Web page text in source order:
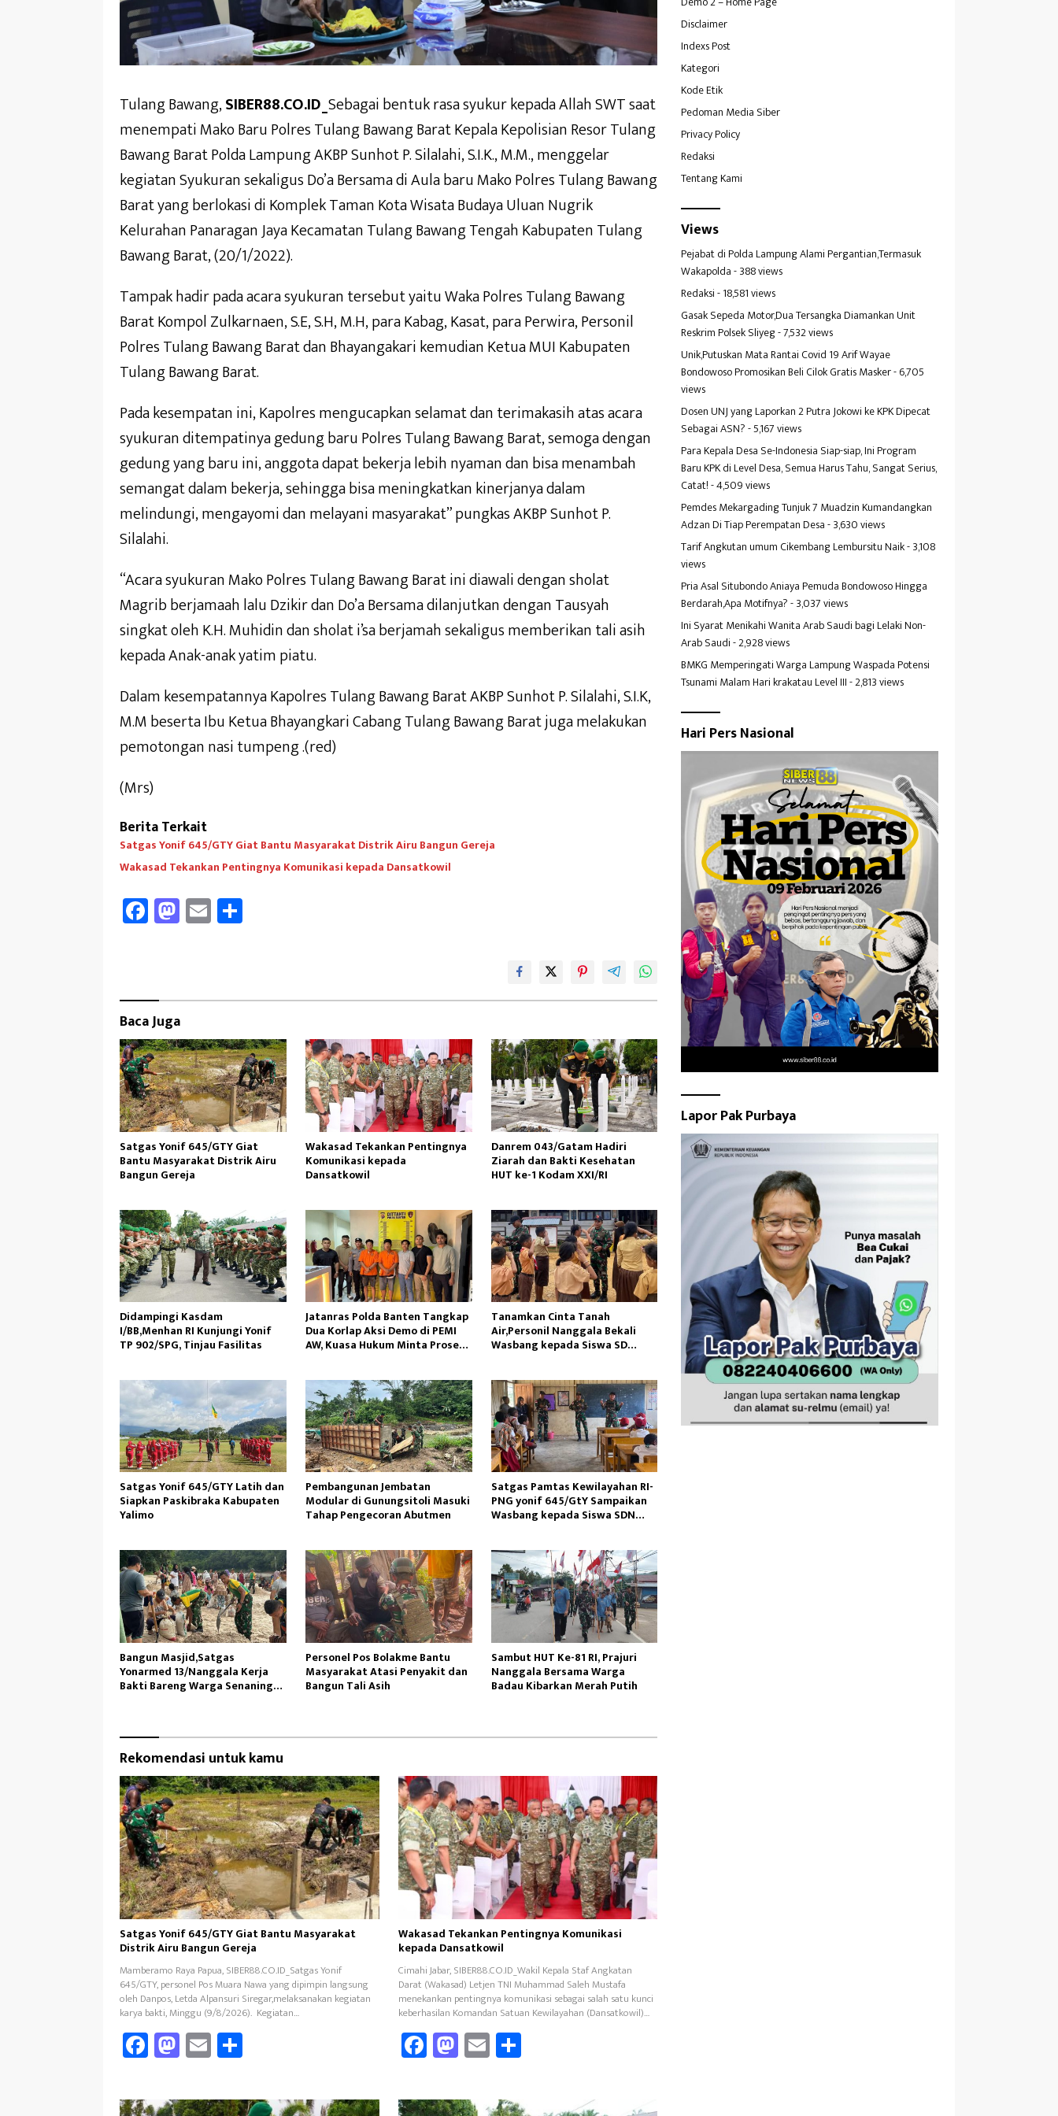
Tulang Bawang,SIBER88.CO.ID_Sebagai bentuk rasa syukur kepada Allah SWT saat
menempati Mako Baru Polres Tulang Bawang Barat Kepala Kepolisian Resor Tulang
Bawang Barat Polda Lampung AKBP Sunhot P. Silalahi, S.I.K., M.M., menggelar
kegiatan Syukuran sekaligus Do’a Bersama di Aula baru Mako Polres Tulang Bawang
Barat yang berlokasi di Komplek Taman Kota Wisata Budaya Uluan Nugrik
Kelurahan Panaragan Jaya Kecamatan Tulang Bawang Tengah Kabupaten Tulang
Bawang Barat, (20/1/2022).
Tampak hadir pada acara syukuran tersebut yaitu Waka Polres Tulang Bawang
Barat Kompol Zulkarnaen, S.E, S.H, M.H, para Kabag, Kasat, para Perwira, Personil
Polres Tulang Bawang Barat dan Bhayangakari kemudian Ketua MUI Kabupaten
Tulang Bawang Barat.
Pada kesempatan ini, Kapolres mengucapkan selamat dan terimakasih atas acara
syukuran ditempatinya gedung baru Polres Tulang Bawang Barat, semoga dengan
gedung yang baru ini, anggota dapat bekerja lebih nyaman dan bisa menambah
semangat dalam bekerja, sehingga bisa meningkatkan kinerjanya dalam
melindungi, mengayomi dan melayani masyarakat” pungkas AKBP Sunhot P.
Silalahi.
“Acara syukuran Mako Polres Tulang Bawang Barat ini diawali dengan sholat
Magrib berjamaah lalu Dzikir dan Do’a Bersama dilanjutkan dengan Tausyah
singkat oleh K.H. Muhidin dan sholat i’sa berjamah sekaligus memberikan tali asih
kepada Anak-anak yatim piatu.
Dalam kesempatannya Kapolres Tulang Bawang Barat AKBP Sunhot P. Silalahi, S.I.K,
M.M beserta Ibu Ketua Bhayangkari Cabang Tulang Bawang Barat juga melakukan
pemotongan nasi tumpeng .(red)
(Mrs)
Berita Terkait
Satgas Yonif 645/GTY Giat Bantu Masyarakat Distrik Airu Bangun Gereja ‎
Wakasad Tekankan Pentingnya Komunikasi kepada Dansatkowil
Fa
ce
k
M
as
o
n
E
m
Baca Juga
Satgas Yonif 645/GTY Giat
Bantu Masyarakat Distrik Airu
Bangun Gereja ‎
Wakasad Tekankan Pentingnya
Komunikasi kepada
Dansatkowil
Danrem 043/Gatam Hadiri
Ziarah dan Bakti Kesehatan
HUT ke-1 Kodam XXI/RI
Didampingi Kasdam
I/BB,Menhan RI Kunjungi Yonif
TP 902/SPG, Tinjau Fasilitas
Jatanras Polda Banten Tangkap
Dua Korlap Aksi Demo di PEMI
AW, Kuasa Hukum Minta Proses
Tanamkan Cinta Tanah
Air,Personil Nanggala Bekali
Wasbang kepada Siswa SD
Satgas Yonif 645/GTY Latih dan
Siapkan Paskibraka Kabupaten
Yalimo
Pembangunan Jembatan
Modular di Gunungsitoli Masuki
Tahap Pengecoran Abutmen
Satgas Pamtas Kewilayahan RI-
PNG yonif 645/GtY Sampaikan
Wasbang kepada Siswa SDN
Bangun Masjid,Satgas
Yonarmed 13/Nanggala Kerja
Bakti Bareng Warga Senaning
Personel Pos Bolakme Bantu
Masyarakat Atasi Penyakit dan
Bangun Tali Asih
Sambut HUT Ke-81 RI, Prajuri
Nanggala Bersama Warga
Badau Kibarkan Merah Putih
Rekomendasi untuk kamu
Satgas Yonif 645/GTY Giat Bantu Masyarakat
Distrik Airu Bangun Gereja ‎
Mamberamo Raya Papua, SIBER88.CO.ID_Satgas Yonif
645/GTY, personel Pos Muara Nawa yang dipimpin langsung
oleh Danpos, Letda Alpansuri Siregar,melaksanakan kegiatan
karya bakti, Minggu (9/8/2026). ‎ Kegiatan…
Fa
ce
b
M
as
to
E
m
ail e
Wakasad Tekankan Pentingnya Komunikasi
kepada Dansatkowil
Cimahi Jabar, SIBER88.CO.ID_Wakil Kepala Staf Angkatan
Darat (Wakasad) Letjen TNI Muhammad Saleh Mustafa
menekankan pentingnya komunikasi sebagai salah satu kunci
keberhasilan Komandan Satuan Kewilayahan (Dansatkowil)…
Fa
ce
b
M
as
to
E
m
ail
Sh
ar
Disclaimer
Indexs Post
Kategori
Kode Etik
Pedoman Media Siber
Privacy Policy
Redaksi
Tentang Kami
Views
Pejabat di Polda Lampung Alami Pergantian,Termasuk
Wakapolda- 388 views
Redaksi- 18,581 views
Gasak Sepeda Motor,Dua Tersangka Diamankan Unit
Reskrim Polsek Sliyeg- 7,532 views
Unik,Putuskan Mata Rantai Covid 19 Arif Wayae
Bondowoso Promosikan Beli Cilok Gratis Masker- 6,705
views
Dosen UNJ yang Laporkan 2 Putra Jokowi ke KPK Dipecat
Sebagai ASN?- 5,167 views
Para Kepala Desa Se-Indonesia Siap-siap, Ini Program
Baru KPK di Level Desa, Semua Harus Tahu, Sangat Serius,
Catat!- 4,509 views
Pemdes Mekargading Tunjuk 7 Muadzin Kumandangkan
Adzan Di Tiap Perempatan Desa- 3,630 views
Tarif Angkutan umum Cikembang Lembursitu Naik- 3,108
views
Pria Asal Situbondo Aniaya Pemuda Bondowoso Hingga
Berdarah,Apa Motifnya?- 3,037 views
Ini Syarat Menikahi Wanita Arab Saudi bagi Lelaki Non-
Arab Saudi- 2,928 views
BMKG Memperingati Warga Lampung Waspada Potensi
Tsunami Malam Hari krakatau Level III- 2,813 views
Hari Pers Nasional
Lapor Pak Purbaya